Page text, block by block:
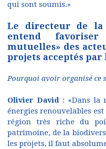
qui sont soumis.»
Le directeur de la
entend favoriser
mutuelles» des
projets acceptés
Pourquoi avoir organisé ce
Olivier David: «Dans la
énergies renouvelables
région très riche du
patrimoine, de la
les projets, il faut